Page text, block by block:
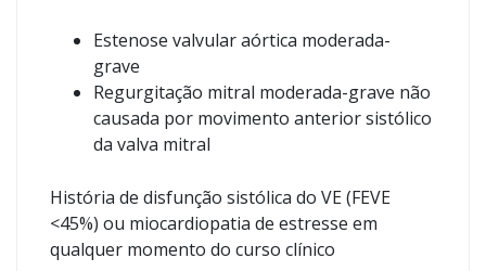
Estenose valvular aórtica moderada-
grave
Regurgitação mitral moderada-grave não
causada por movimento anterior sistólico
da valva mitral
História de disfunção sistólica do VE (FEVE
<45%) ou miocardiopatia de estresse em
qualquer momento do curso clínico